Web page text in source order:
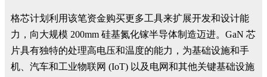
格芯计划利用该笔资金购买更多工具来扩展开发和设计能
力，向大规模 200mm 硅基氮化镓半导体制造迈进。GaN 芯
片具有独特的处理高电压和温度的能力，为基础设施和手
机、汽车和工业物联网 (IoT) 以及电网和其他关键基础设施